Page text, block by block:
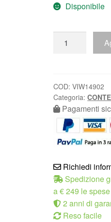
Disponibile
COD:VIW14902
Categoria:
Pagamenti
Richiedi
Spedizione
a € 249 le
2 anni di
Reso facile